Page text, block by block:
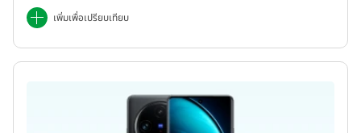
เพิ่มเพื่อเปรียบเทียบ